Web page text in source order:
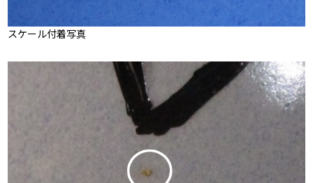
スケール付着写真